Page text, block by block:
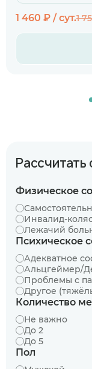
1 460 ₽ / сут.1
Рассчитать
Физическое
Инвалид-
Лежачий
Психическое
Адекватное
Альцгеймер/
Проблемы с
Другое
Количество
Не важно
До 2
До 5
Пол